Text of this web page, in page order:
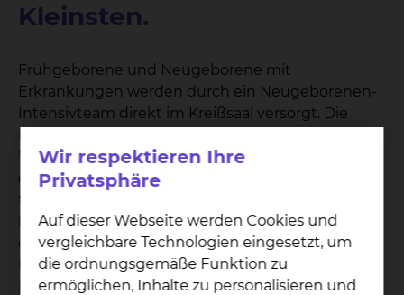
Kleinsten.
Frühgeborene und Neugeborene mit
Erkrankungen werden durch ein Neugeborenen-
Intensivteam direkt im Kreißsaal versorgt. Die
Wand an Wand mit dem Kreißsaal. Die Räume für
die Station wurden völlig neu gebaut und
technisch modern ausgestattet. Braunschweig
hat ein leistungsfähiges Perinatalzentrum (Level 1),
das eine Versorgung von Früh- und
Neugeborenen aller Reifegrade auf höchstem
Niveau ermöglicht. Schwangere Frauen haben die
Wir respektieren Ihre
Privatsphäre
Auf dieser Webseite werden Cookies und
vergleichbare Technologien eingesetzt, um
die ordnungsgemäße Funktion zu
ermöglichen, Inhalte zu personalisieren und